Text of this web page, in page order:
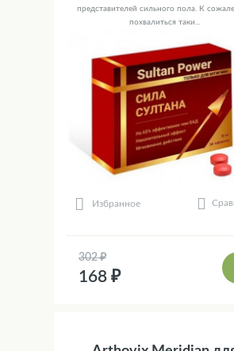
представителей сильного пола. К
похвалиться таки...
Избранное
302 ₽
168 ₽